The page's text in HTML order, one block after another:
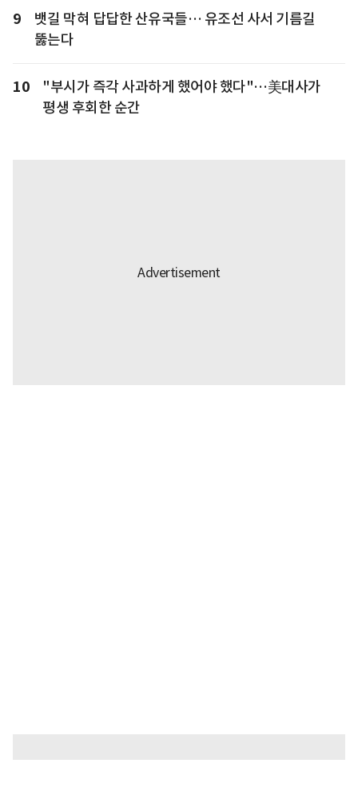
9
뱃길 막혀 답답한 산유국들… 유조선 사서 기름길
뚫는다
10
"부시가 즉각 사과하게 했어야 했다"…美대사가
평생 후회한 순간